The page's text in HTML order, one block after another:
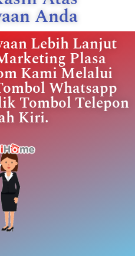
Anda
Lebih Lanjut
Plasa
Kami Melalui
Whatsapp
Tombol Telepon
Kiri.